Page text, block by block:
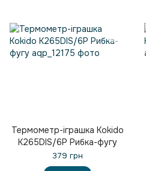
Термометр-іграшка Kokido
K265DIS/6P Рибка-фугу
379 грн